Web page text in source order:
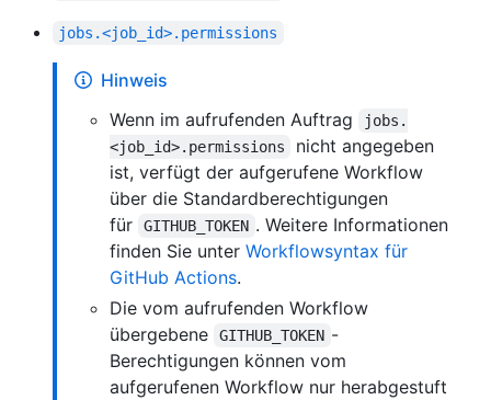
jobs.<job_id>.permissions
Hinweis
Wenn im aufrufenden Auftrag
jobs.
<job_id>.permissions
nicht angegeben
ist, verfügt der aufgerufene Workflow
über die Standardberechtigungen
für
GITHUB_TOKEN . Weitere Informationen
finden Sie unter Workflowsyntax für
GitHub Actions.
Die vom aufrufenden Workflow
übergebene
GITHUB_TOKEN -
Berechtigungen können vom
aufgerufenen Workflow nur herabgestuft